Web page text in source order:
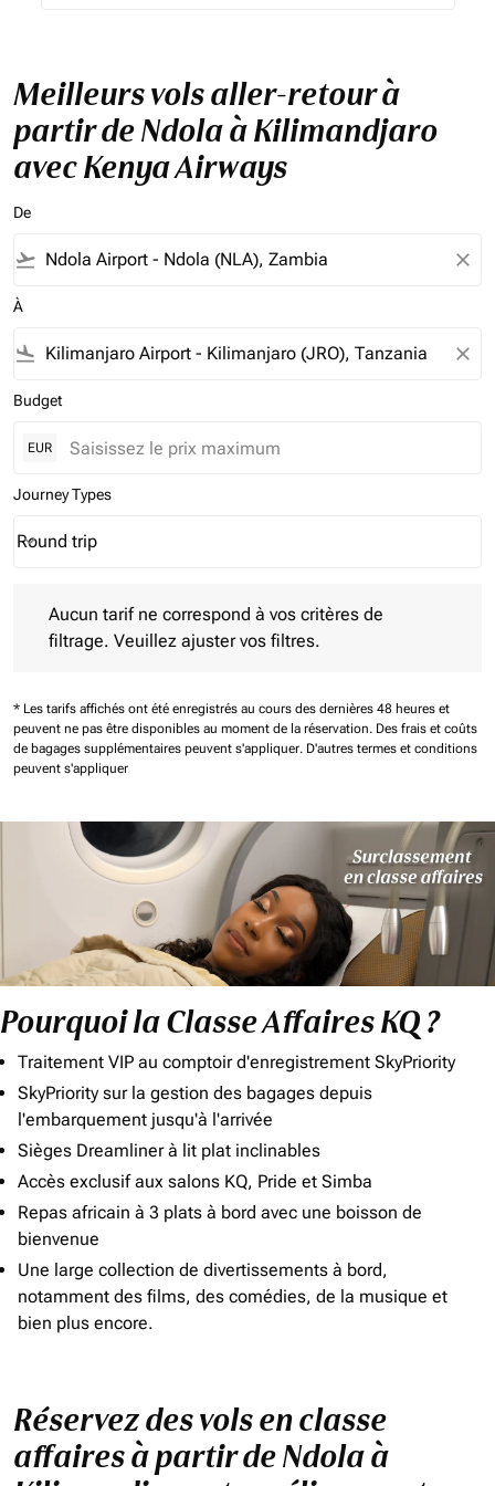
Meilleurs vols aller-retour à
partir de Ndola à Kilimandjaro
avec Kenya Airways
De
flight_takeoff close
À
flight_land close
Budget
EUR
Journey Types
Journey Types option Round trip Selected
Round trip
keyboard_arrow_down
Aucun tarif ne correspond à vos critères de
filtrage. Veuillez ajuster vos filtres.
* Les tarifs affichés ont été enregistrés au cours des dernières 48 heures et
peuvent ne pas être disponibles au moment de la réservation. Des frais et coûts
de bagages supplémentaires peuvent s'appliquer. D'autres termes et conditions
peuvent s'appliquer
Pourquoi la Classe Affaires KQ ?
Traitement VIP au comptoir d'enregistrement SkyPriority
SkyPriority sur la gestion des bagages depuis
l'embarquement jusqu'à l'arrivée
Sièges Dreamliner à lit plat inclinables
Accès exclusif aux salons KQ, Pride et Simba
Repas africain à 3 plats à bord avec une boisson de
bienvenue
Une large collection de divertissements à bord,
notamment des films, des comédies, de la musique et
bien plus encore.
Réservez des vols en classe
affaires à partir de Ndola à